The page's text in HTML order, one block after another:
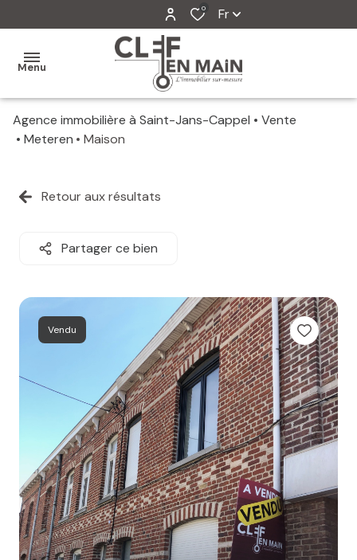
0 Fr
Menu
MON
MES
MES
ALERTE
Agence immobilière à Saint-Jans-Cappel
Vente
Meteren
Maison
Retour aux résultats
Partager ce bien
Vendu